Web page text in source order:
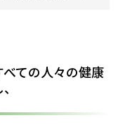
ての人々の健康